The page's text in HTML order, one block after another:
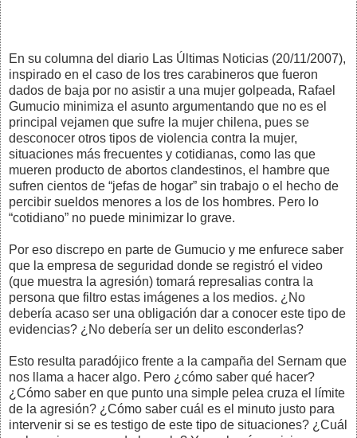
En su columna del diario Las Últimas Noticias (20/11/2007),
inspirado en el caso de los tres carabineros que fueron
dados de baja por no asistir a una mujer golpeada, Rafael
Gumucio minimiza el asunto argumentando que no es el
principal vejamen que sufre la mujer chilena, pues se
desconocer otros tipos de violencia contra la mujer,
situaciones más frecuentes y cotidianas, como las que
mueren producto de abortos clandestinos, el hambre que
sufren cientos de “jefas de hogar” sin trabajo o el hecho de
percibir sueldos menores a los de los hombres. Pero lo
“cotidiano” no puede minimizar lo grave.
Por eso discrepo en parte de Gumucio y me enfurece saber
que la empresa de seguridad donde se registró el video
(que muestra la agresión) tomará represalias contra la
persona que filtro estas imágenes a los medios. ¿No
debería acaso ser una obligación dar a conocer este tipo de
evidencias? ¿No debería ser un delito esconderlas?
Esto resulta paradójico frente a la campaña del Sernam que
nos llama a hacer algo. Pero ¿cómo saber qué hacer?
¿Cómo saber en que punto una simple pelea cruza el límite
de la agresión? ¿Cómo saber cuál es el minuto justo para
intervenir si se es testigo de este tipo de situaciones? ¿Cuál